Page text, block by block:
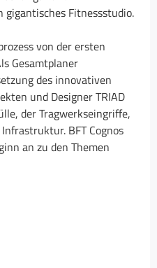
Fitnessstudio.
von der ersten
Gesamtplaner
des innovativen
und Designer TRIAD
der Tragwerkseingriffe,
BFT Cognos
an zu den Themen